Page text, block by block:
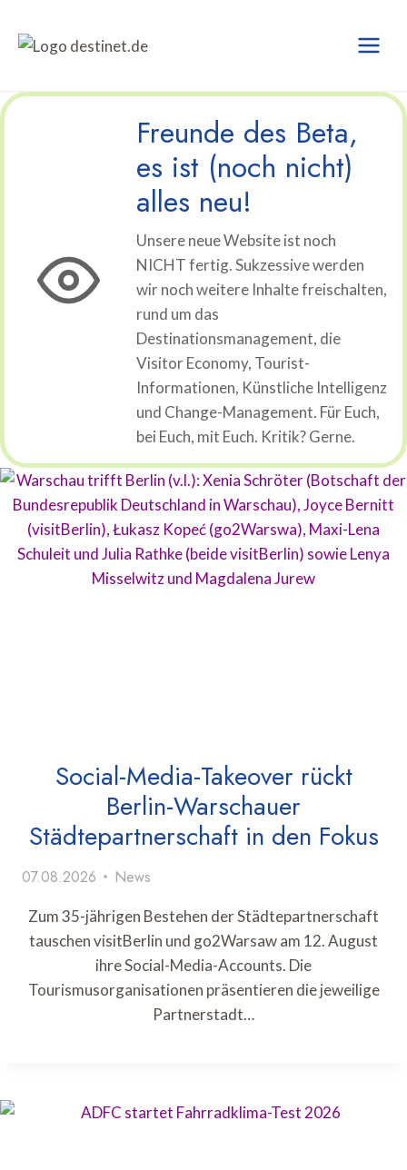
Inhalt
springen
Freunde des Beta,
es ist (noch nicht)
alles neu!
Unsere neue Website ist noch
NICHT fertig. Sukzessive werden
wir noch weitere Inhalte freischalten,
rund um das
Destinationsmanagement, die
Visitor Economy, Tourist-
Informationen, Künstliche Intelligenz
und Change-Management. Für Euch,
bei Euch, mit Euch. Kritik? Gerne.
Social-Media-Takeover rückt
Berlin-Warschauer
Städtepartnerschaft in den Fokus
07.08.2026 News
Zum 35-jährigen Bestehen der Städtepartnerschaft
tauschen visitBerlin und go2Warsaw am 12. August
ihre Social-Media-Accounts. Die
Tourismusorganisationen präsentieren die jeweilige
Partnerstadt…